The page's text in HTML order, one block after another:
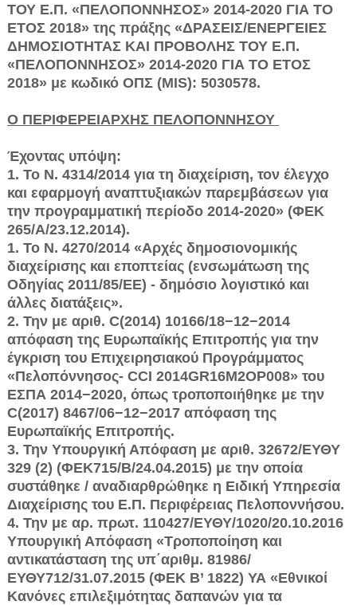
ΤΟΥ Ε.Π. «ΠΕΛΟΠΟΝΝΗΣΟΣ» 2014-2020 ΓΙΑ ΤΟ
ΕΤΟΣ 2018» της πράξης «ΔΡΑΣΕΙΣ/ΕΝΕΡΓΕΙΕΣ
ΔΗΜΟΣΙΟΤΗΤΑΣ ΚΑΙ ΠΡΟΒΟΛΗΣ ΤΟΥ Ε.Π.
«ΠΕΛΟΠΟΝΝΗΣΟΣ» 2014-2020 ΓΙΑ ΤΟ ΕΤΟΣ
2018» με κω­δικό ΟΠΣ (MIS): 5030578.
Ο ΠΕΡΙΦΕΡΕΙΑΡΧΗΣ ΠΕΛΟΠΟΝΝΗΣΟΥ
Έχοντας υπόψη:
1. Το Ν. 4314/2014 για τη διαχείριση, τον έλεγχο
και εφαρμογή αναπτυ­ξιακών παρεμβάσεων για
την προγραμματική περίοδο 2014-2020» (ΦΕΚ
265/Α/23.12.2014).
1. To Ν. 4270/2014 «Αρχές δημοσιονομικής
διαχείρισης και εποπτείας (ενσωμάτωση της
Οδηγίας 2011/85/ΕΕ) - δημόσιο λογιστικό και
άλλες δι­ατάξεις».
2. Την με αριθ. C(2014) 10166/18−12−2014
απόφαση της Ευρωπαϊκής Ε­πιτροπής για την
έγκριση του Επιχειρησιακού Προγράμματος
«Πελοπόννη­σος- CCI 2014GR16M2OP008» του
ΕΣΠΑ 2014−2020, όπως τροποποιήθηκε με την
C(2017) 8467/06−12−2017 απόφαση της
Ευρωπαϊκής Επιτροπής.
3. Την Υπουργική Απόφαση με αριθ. 32672/ΕΥΘΥ
329 (2) (ΦΕΚ715/Β/24.04.2015) με την οποία
συστάθηκε / αναδιαρθρώθηκε η Ειδική Υπηρεσί­α
Διαχείρισης του Ε.Π. Περιφέρειας Πελοποννήσου.
4. Την με αρ. πρωτ. 110427/ΕΥΘΥ/1020/20.10.2016
Υπουργική Απόφαση «Τροποποίηση και
αντικατάσταση της υπ΄αριθμ. 81986/
ΕΥΘΥ712/31.07.2015 (ΦΕΚ Β’ 1822) ΥΑ «Εθνικοί
Κανόνες επιλεξιμότητας δαπανών για τα